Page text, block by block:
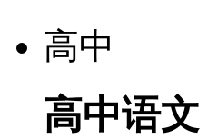
高中
高中语文